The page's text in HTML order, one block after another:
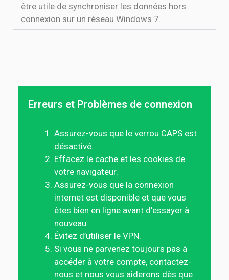
être utile de synchroniser les données hors
connexion sur un réseau Windows 7.
Erreurs et Problèmes de connexion
Assurez-vous que le verrou CAPS est
désactivé.
Effacez le cache et les cookies de
votre navigateur.
Assurez-vous que la connexion
internet est disponible et que vous
êtes bien en ligne avant d’essayer à
nouveau.
Évitez d’utiliser le VPN.
Si vous ne parvenez toujours pas à
accéder à votre compte, contactez-
nous et nous vous aiderons dès que